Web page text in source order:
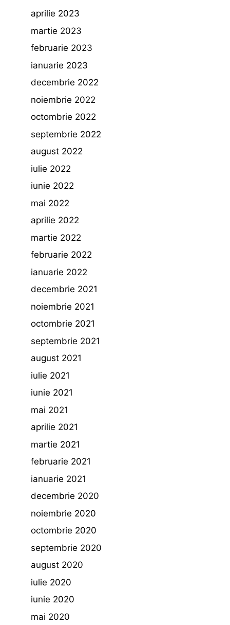
aprilie 2023
martie 2023
februarie 2023
ianuarie 2023
decembrie 2022
noiembrie 2022
octombrie 2022
septembrie 2022
august 2022
iulie 2022
iunie 2022
mai 2022
aprilie 2022
martie 2022
februarie 2022
ianuarie 2022
decembrie 2021
noiembrie 2021
octombrie 2021
septembrie 2021
august 2021
iulie 2021
iunie 2021
mai 2021
aprilie 2021
martie 2021
februarie 2021
ianuarie 2021
decembrie 2020
noiembrie 2020
octombrie 2020
septembrie 2020
august 2020
iulie 2020
iunie 2020
mai 2020